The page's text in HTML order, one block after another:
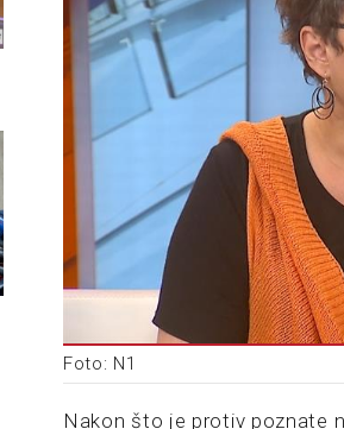
Foto: N1
Nakon što je protiv poznate